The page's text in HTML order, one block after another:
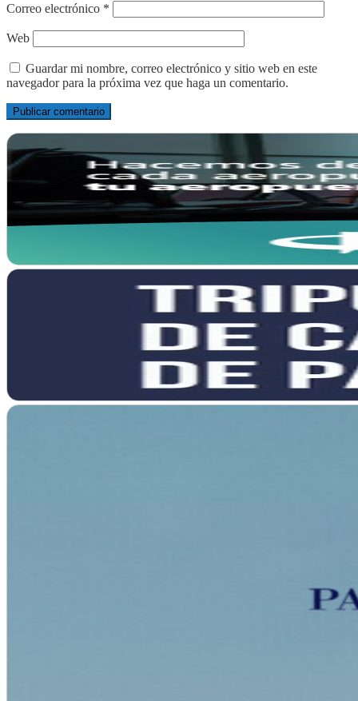
Correo electrónico *
Web
Guardar mi nombre, correo electrónico y sitio web en este
navegador para la próxima vez que haga un comentario.